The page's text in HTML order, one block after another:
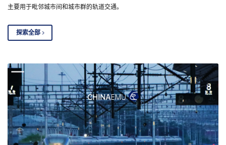
主要用于毗邻城市间和城市群的轨道交通。
探索全部